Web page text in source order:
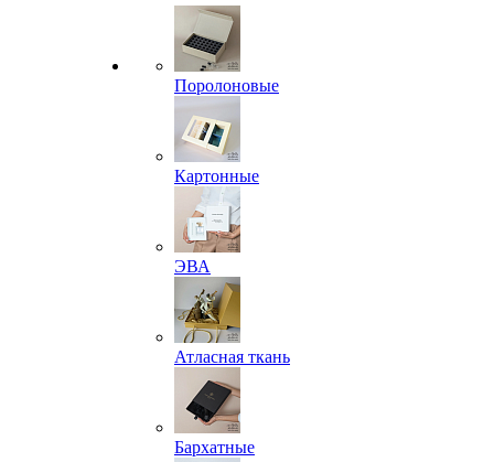
Поролоновые
Картонные
ЭВА
Атласная ткань
Бархатные